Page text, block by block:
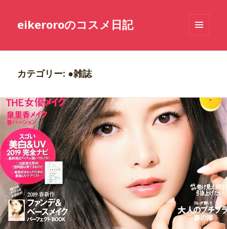
eikeroroのコスメ日記
ーとウ
カテゴリー: ●雑誌